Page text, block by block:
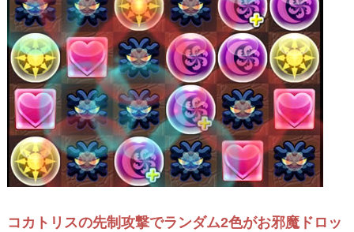
コカトリスの先制攻撃でランダム2色がお邪魔ドロッ